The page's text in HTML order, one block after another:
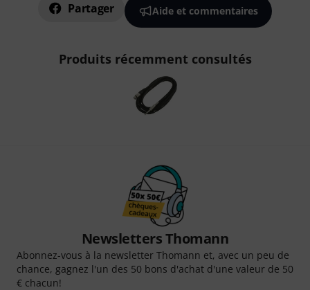
Partager Aide et commentaires
Produits récemment consultés
Newsletters Thomann
Abonnez-vous à la newsletter Thomann et, avec un peu de
chance, gagnez l'un des 50 bons d'achat d'une valeur de 50
€ chacun!